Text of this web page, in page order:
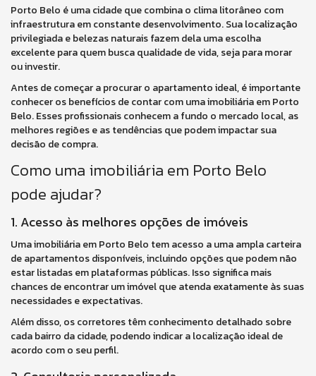
Porto Belo é uma cidade que combina o clima litorâneo com
infraestrutura em constante desenvolvimento. Sua localização
privilegiada e belezas naturais fazem dela uma escolha
excelente para quem busca qualidade de vida, seja para morar
ou investir.
Antes de começar a procurar o apartamento ideal, é importante
conhecer os benefícios de contar com uma imobiliária em Porto
Belo. Esses profissionais conhecem a fundo o mercado local, as
melhores regiões e as tendências que podem impactar sua
decisão de compra.
Como uma imobiliária em Porto Belo
pode ajudar?
1. Acesso às melhores opções de imóveis
Uma imobiliária em Porto Belo tem acesso a uma ampla carteira
de apartamentos disponíveis, incluindo opções que podem não
estar listadas em plataformas públicas. Isso significa mais
chances de encontrar um imóvel que atenda exatamente às suas
necessidades e expectativas.
Além disso, os corretores têm conhecimento detalhado sobre
cada bairro da cidade, podendo indicar a localização ideal de
acordo com o seu perfil.